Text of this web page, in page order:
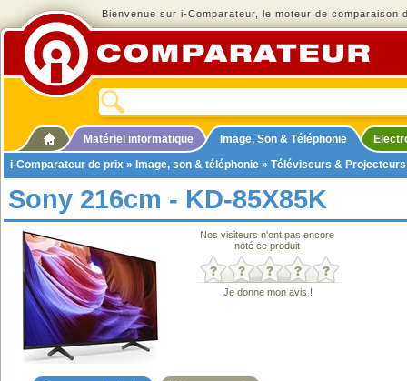
Bienvenue sur i-Comparateur, le moteur de comparaison
Matériel informatique Image, Son & Téléphonie
i-Comparateur de prix » Image, son & téléphonie » Téléviseurs & Projecteurs
Sony 216cm - KD-85X85K
Nos visiteurs n'ont pas encore
noté ce produit
Je donne mon avis !